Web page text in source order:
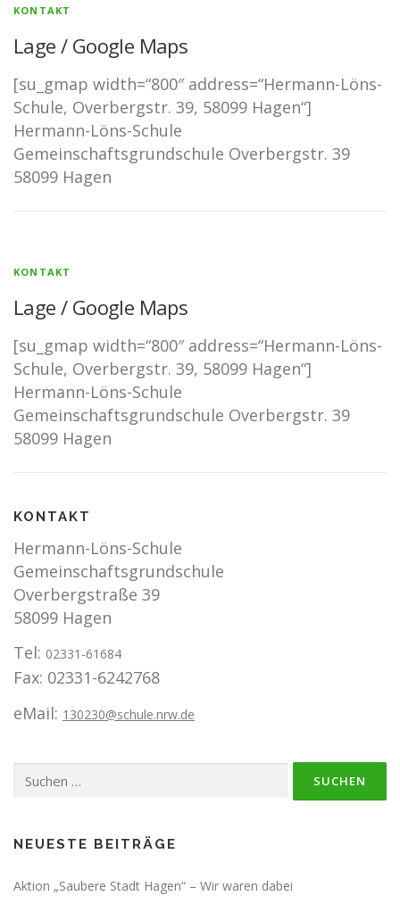
KONTAKT
Lage / Google Maps
[su_gmap width=“800″ address=“Hermann-Löns-
Schule, Overbergstr. 39, 58099 Hagen“]
Hermann-Löns-Schule
Gemeinschaftsgrundschule Overbergstr. 39
58099 Hagen
KONTAKT
Lage / Google Maps
[su_gmap width=“800″ address=“Hermann-Löns-
Schule, Overbergstr. 39, 58099 Hagen“]
Hermann-Löns-Schule
Gemeinschaftsgrundschule Overbergstr. 39
58099 Hagen
KONTAKT
Hermann-Löns-Schule
Gemeinschaftsgrundschule
Overbergstraße 39
58099 Hagen
Tel: 02331-61684
Fax: 02331-6242768
eMail: 130230@schule.nrw.de
Suchen
NEUESTE BEITRÄGE
Aktion „Saubere Stadt Hagen“ – Wir waren dabei